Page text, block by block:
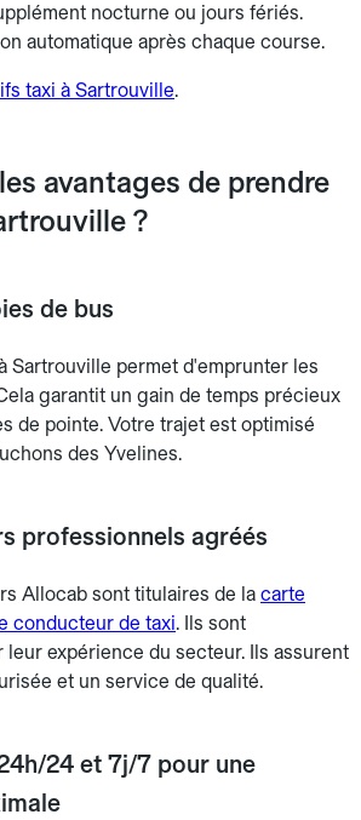
nocturne ou jours fériés.
automatique après chaque course.
taxi à Sartrouville.
avantages de prendre
?
de bus
Sartrouville permet d'emprunter les
garantit un gain de temps précieux
de pointe. Votre trajet est optimisé
des Yvelines.
professionnels agréés
Allocab sont titulaires de la carte
conducteur de taxi. Ils sont
expérience du secteur. Ils assurent
et un service de qualité.
24 et 7j/7 pour une